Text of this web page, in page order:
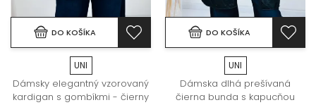
DO KOŠÍKA
UNI
Dámsky elegantný vzorovaný
kardigan s gombíkmi - čierny
DO KOŠÍKA
UNI
Dámska dlhá prešívaná
čierna bunda s kapucňou